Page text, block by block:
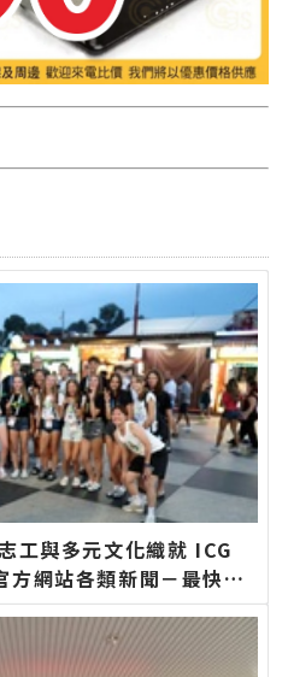
工與多元文化織就 ICG
網站各類新聞－最快速
地資訊！